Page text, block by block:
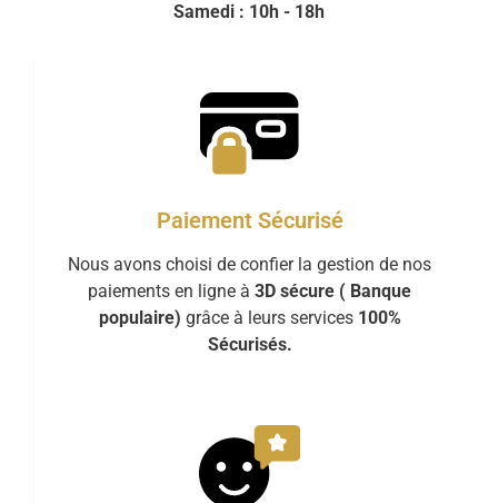
Samedi : 10h - 18h
Paiement Sécurisé
Nous avons choisi de confier la gestion de nos
paiements en ligne à 3D sécure ( Banque
populaire) grâce à leurs services 100%
Sécurisés.